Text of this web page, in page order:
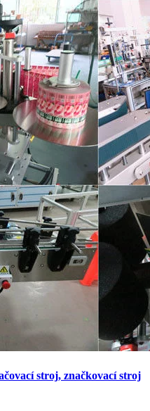
stroj, značkovací stroj